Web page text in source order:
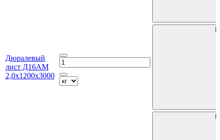
Дюралевый
лист Д16АМ
2,0х1200х3000